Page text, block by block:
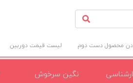
محصول دست دوم لیست قیمت دوربین
نگین سرخوش